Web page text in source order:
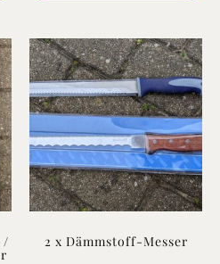
/ 2 x Dämmstoff-Messer